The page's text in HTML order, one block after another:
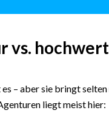
vs.
– aber sie bringt
liegt meist hier: